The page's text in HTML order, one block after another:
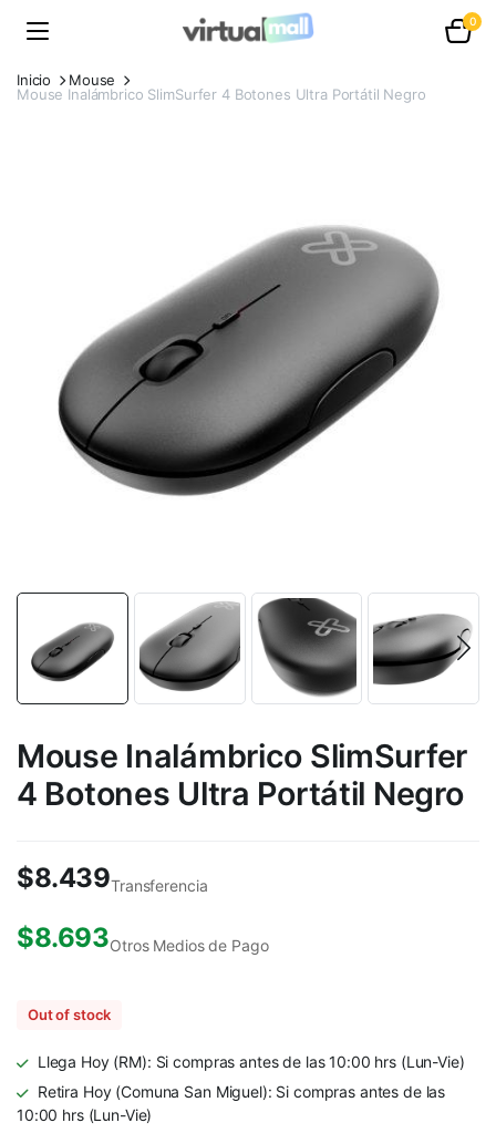
0
Inicio
Mouse
Mouse Inalámbrico SlimSurfer 4 Botones Ultra Portátil Negro
Mouse Inalámbrico SlimSurfer
4 Botones Ultra Portátil Negro
$8.439Transferencia
$8.693Otros Medios de Pago
Out of stock
Llega Hoy (RM): Si compras antes de las 10:00 hrs (Lun-Vie)
Retira Hoy (Comuna San Miguel): Si compras antes de las
10:00 hrs (Lun-Vie)